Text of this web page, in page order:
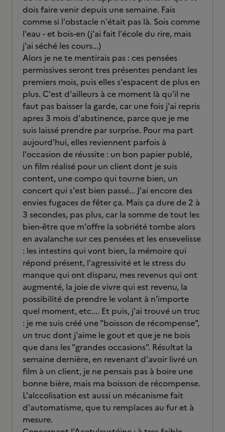
dois faire venir depuis une semaine. Fais
comme si l'obstacle n'était pas là. Sois comme
l'eau - et bois-en (j'ai fait l'école du rire, mais
j'ai séché les cours...)
Alors je ne te mentirais pas : ces pensées
permissives seront tres présentes pendant les
premiers mois, puis elles s'espacent de plus en
plus. C'est d'ailleurs à ce moment là qu'il ne
faut pas baisser la garde, car une fois j'ai repris
apres 3 mois d'abstinence, parce que je me
suis laissé prendre par surprise. Pour ma part
aujourd'hui, elles reviennent parfois à
l'occasion de réussite : un bon papier publé,
un film réalisé pour un client dont je suis
content, une compo qui tourne bien, un
concert qui s'est bien passé... J'ai encore des
envies fugaces de fêter ça. Mais ça dure de 2 à
3 secondes, pas plus, car la somme de tout les
bien-être que m'offre la sobriété tombe alors
en avalanche sur ces pensées et les ensevelisse
: les intestins qui vont bien, la mémoire qui
répond présent, l'agressivité et le stress du
manque qui ont disparu, mes revenus qui ont
augmenté, la joie de vivre qui est revenu, la
possibilité de prendre le volant à n'importe
quel moment, etc.... Et puis, j'ai trouvé un truc
: je me suis créé une "boisson de récompense",
un truc dont j'aime le gout et que je ne bois
que dans les "grandes occasions". Résultat la
semaine dernière, en revenant d'avoir livré un
film à un client, je ne pensais pas à boire une
bonne bière, mais ma boisson de récompense.
L'alccolisation est aussi un mécanisme fait
d'automatisme, que tu remplaces au fur et à
mesure.